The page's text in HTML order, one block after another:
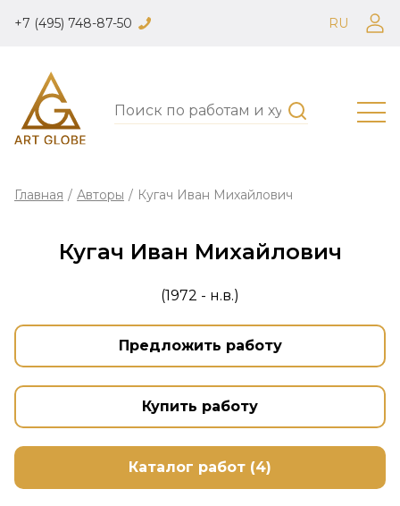
+7 (495) 748-87-50 RU
Главная / Авторы / Кугач Иван Михайлович
Кугач Иван Михайлович
(1972 - н.в.)
Предложить работу
Купить работу
Каталог работ (4)